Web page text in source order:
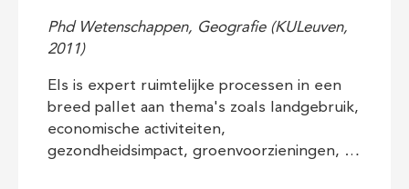
Phd Wetenschappen, Geografie (KULeuven,
2011)
Els is expert ruimtelijke processen in een
breed pallet aan thema's zoals landgebruik,
economische activiteiten,
gezondheidsimpact, groenvoorzieningen, …